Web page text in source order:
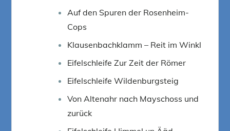
Auf den Spuren der Rosenheim-
Cops
Klausenbachklamm – Reit im Winkl
Eifelschleife Zur Zeit der Römer
Eifelschleife Wildenburgsteig
Von Altenahr nach Mayschoss und
zurück